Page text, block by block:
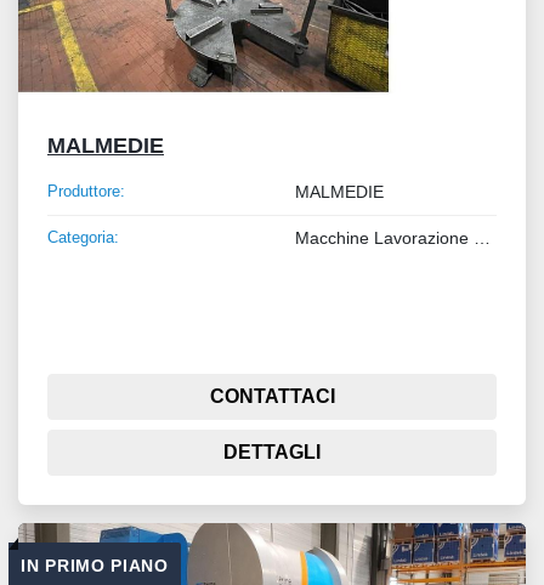
MALMEDIE
Produttore: MALMEDIE
Categoria:
CONTATTACI
DETTAGLI
IN PRIMO PIANO